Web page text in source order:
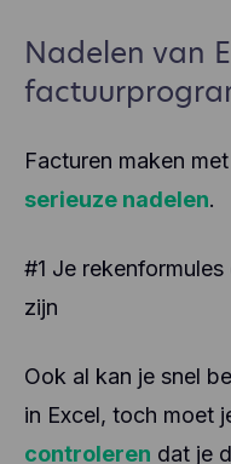
Nadelen van
Facturen maken
serieuze nadelen.
#1 Je
zijn
Ook al kan je snel
in Excel, toch moet
controleren dat je